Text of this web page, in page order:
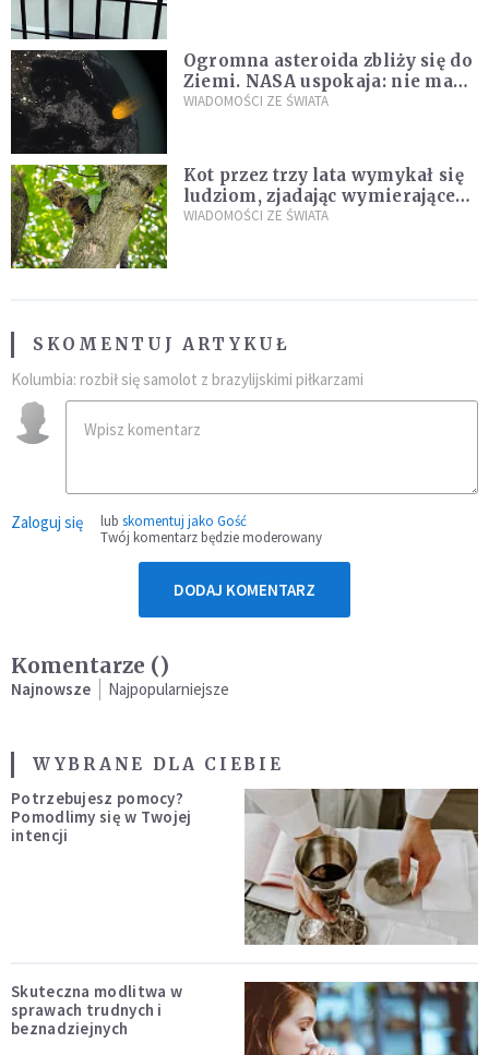
Ogromna asteroida zbliży się do
Ziemi. NASA uspokaja: nie ma
zagrożenia
WIADOMOŚCI ZE ŚWIATA
Kot przez trzy lata wymykał się
ludziom, zjadając wymierające
kaczki. W końcu popełnił
WIADOMOŚCI ZE ŚWIATA
SKOMENTUJ ARTYKUŁ
Kolumbia: rozbił się samolot z brazylijskimi piłkarzami
Zaloguj się lub skomentuj jako Gość
Twój komentarz będzie moderowany
DODAJ KOMENTARZ
Komentarze ()
Najnowsze Najpopularniejsze
WYBRANE DLA CIEBIE
Potrzebujesz pomocy?
Pomodlimy się w Twojej
intencji
Skuteczna modlitwa w
sprawach trudnych i
beznadziejnych